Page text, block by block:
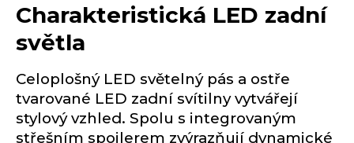
Charakteristická LED zadní
světla
Celoplošný LED světelný pás a ostře
tvarované LED zadní svítilny vytvářejí
stylový vzhled. Spolu s integrovaným
střešním spoilerem zvýrazňují dynamické